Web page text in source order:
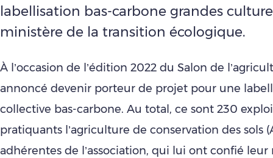
labellisation bas-carbone grandes
ministère de la transition écologique.
À l’occasion de l’édition 2022 du Salon de
annoncé devenir porteur de projet pour une
collective bas-carbone. Au total, ce sont 230
pratiquants l’agriculture de conservation des sols
adhérentes de l’association, qui lui ont confié